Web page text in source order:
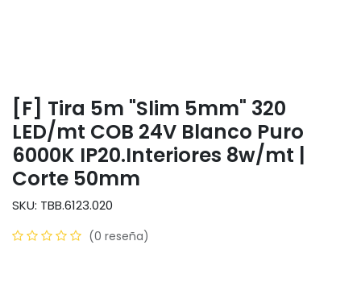
[F] Tira 5m "Slim 5mm" 320
LED/mt COB 24V Blanco Puro
6000K IP20.Interiores 8w/mt |
Corte 50mm
SKU: TBB.6123.020
(0 reseña)